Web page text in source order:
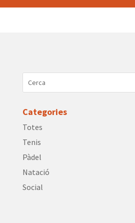
Categories
Totes
Tenis
Pàdel
Natació
Social